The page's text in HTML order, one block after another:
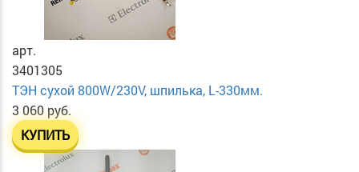
арт.
3401305
ТЭН сухой 800W/230V, шпилька, L-330мм.
3 060 руб.
КУПИТЬ